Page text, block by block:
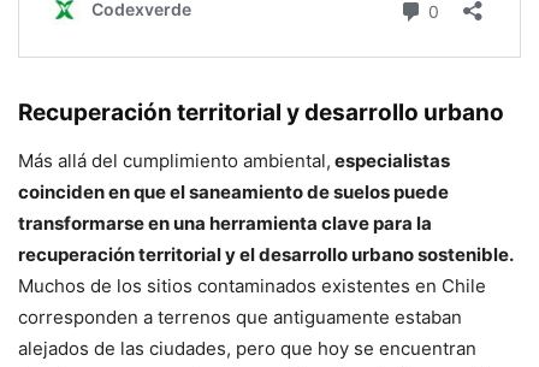
Recuperación territorial y desarrollo urbano
Más allá del cumplimiento ambiental, especialistas
coinciden en que el saneamiento de suelos puede
transformarse en una herramienta clave para la
recuperación territorial y el desarrollo urbano sostenible.
Muchos de los sitios contaminados existentes en Chile
corresponden a terrenos que antiguamente estaban
alejados de las ciudades, pero que hoy se encuentran